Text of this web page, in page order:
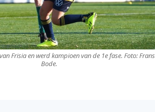
Frisia en werd kampioen van de 1e fase. Foto: Frans
Bode.